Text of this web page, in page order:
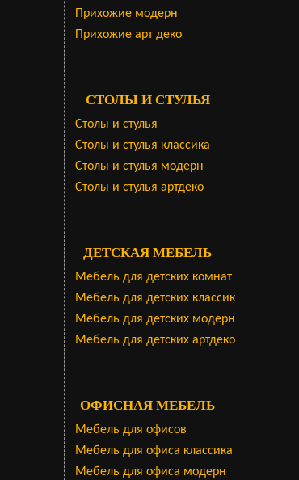
Прихожие модерн
Прихожие арт деко
СТОЛЫ И СТУЛЬЯ
Столы и стулья
Столы и стулья классика
Столы и стулья модерн
Столы и стулья артдеко
ДЕТСКАЯ МЕБЕЛЬ
Мебель для детских комнат
Мебель для детских классик
Мебель для детских модерн
Мебель для детских артдеко
ОФИСНАЯ МЕБЕЛЬ
Мебель для офисов
Мебель для офиса классика
Мебель для офиса модерн